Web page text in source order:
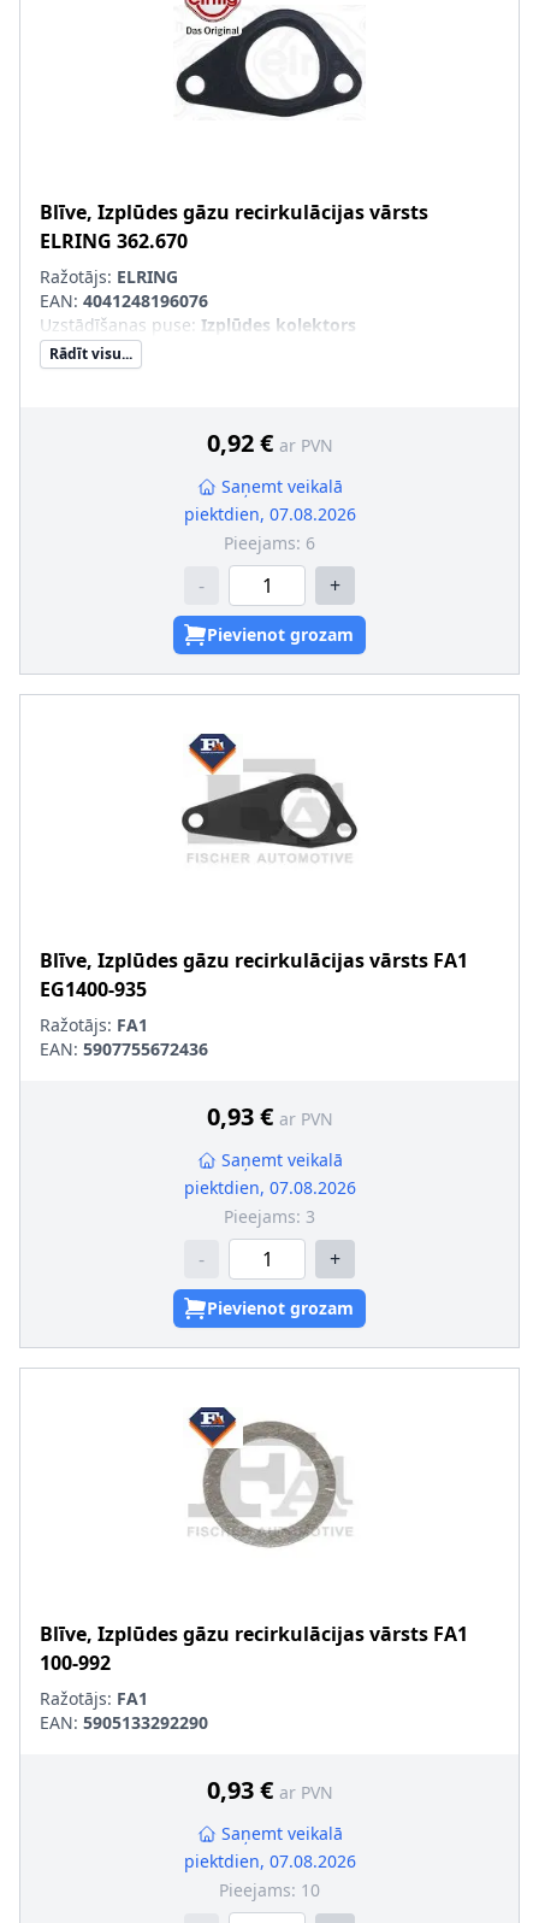
Blīve, Izplūdes gāzu recirkulācijas vārsts
ELRING 362.670
Ražotājs: ELRING
EAN: 4041248196076
Uzstādīšanas puse: Izplūdes kolektors
Rādīt visu...
0,92 € ar PVN
Saņemt veikalā
piektdien, 07.08.2026
Pieejams: 6
- +
Pievienot grozam
Blīve, Izplūdes gāzu recirkulācijas vārsts FA1
EG1400-935
Ražotājs: FA1
EAN: 5907755672436
0,93 € ar PVN
Saņemt veikalā
piektdien, 07.08.2026
Pieejams: 3
- +
Pievienot grozam
Blīve, Izplūdes gāzu recirkulācijas vārsts FA1
100-992
Ražotājs: FA1
EAN: 5905133292290
0,93 € ar PVN
Saņemt veikalā
piektdien, 07.08.2026
Pieejams: 10